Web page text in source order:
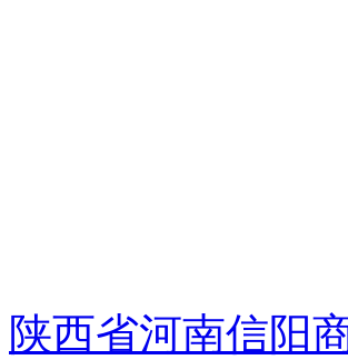
陕西省河南信阳